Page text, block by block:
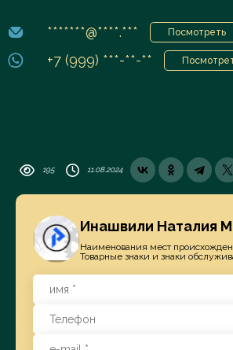
*******@****.*** Посмотреть
+7 (999) ***-**-**
195 11.08.2024
Инашвили Наталия
Наименования мест
Товарные знаки и знаки